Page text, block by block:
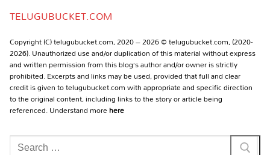
TELUGUBUCKET.COM
Copyright (C) telugubucket.com, 2020 – 2026 © telugubucket.com, (2020-
2026). Unauthorized use and/or duplication of this material without express
and written permission from this blog’s author and/or owner is strictly
prohibited. Excerpts and links may be used, provided that full and clear
credit is given to telugubucket.com with appropriate and specific direction
to the original content, including links to the story or article being
referenced. Understand morehere
Search